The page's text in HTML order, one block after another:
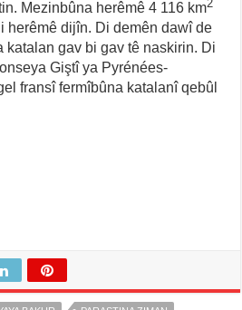
Mezinbûna herêmê 4 116 km2
herêmê dijîn. Di demên dawî de
katalan gav bi gav tê naskirin. Di
Giştî ya Pyrénées-
fransî fermîbûna katalanî qebûl